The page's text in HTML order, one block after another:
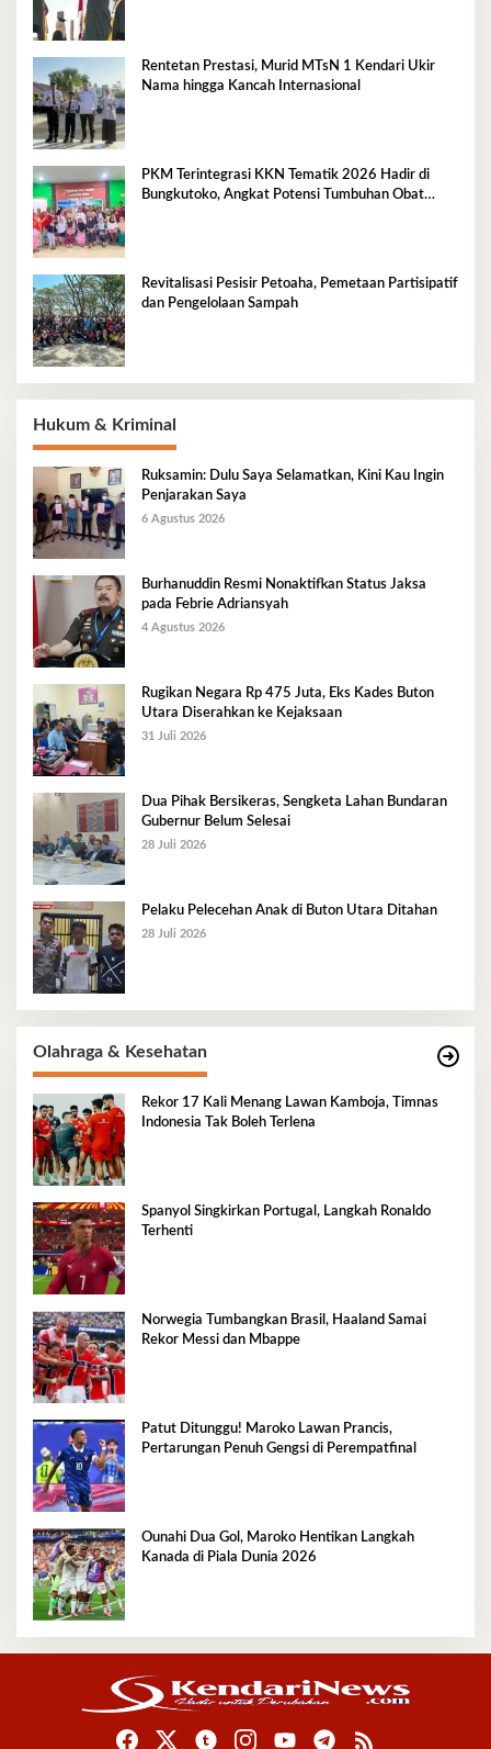
Rentetan Prestasi, Murid MTsN 1 Kendari Ukir
Nama hingga Kancah Internasional
PKM Terintegrasi KKN Tematik 2026 Hadir di
Bungkutoko, Angkat Potensi Tumbuhan Obat
Revitalisasi Pesisir Petoaha, Pemetaan Partisipatif
dan Pengelolaan Sampah
Hukum & Kriminal
Ruksamin: Dulu Saya Selamatkan, Kini Kau Ingin
Penjarakan Saya
6 Agustus 2026
Burhanuddin Resmi Nonaktifkan Status Jaksa
pada Febrie Adriansyah
4 Agustus 2026
Rugikan Negara Rp 475 Juta, Eks Kades Buton
Utara Diserahkan ke Kejaksaan
31 Juli 2026
Dua Pihak Bersikeras, Sengketa Lahan Bundaran
Gubernur Belum Selesai
28 Juli 2026
Pelaku Pelecehan Anak di Buton Utara Ditahan
28 Juli 2026
Olahraga & Kesehatan
Rekor 17 Kali Menang Lawan Kamboja, Timnas
Indonesia Tak Boleh Terlena
Spanyol Singkirkan Portugal, Langkah Ronaldo
Terhenti
Norwegia Tumbangkan Brasil, Haaland Samai
Rekor Messi dan Mbappe
Patut Ditunggu! Maroko Lawan Prancis,
Pertarungan Penuh Gengsi di Perempatfinal
Ounahi Dua Gol, Maroko Hentikan Langkah
Kanada di Piala Dunia 2026